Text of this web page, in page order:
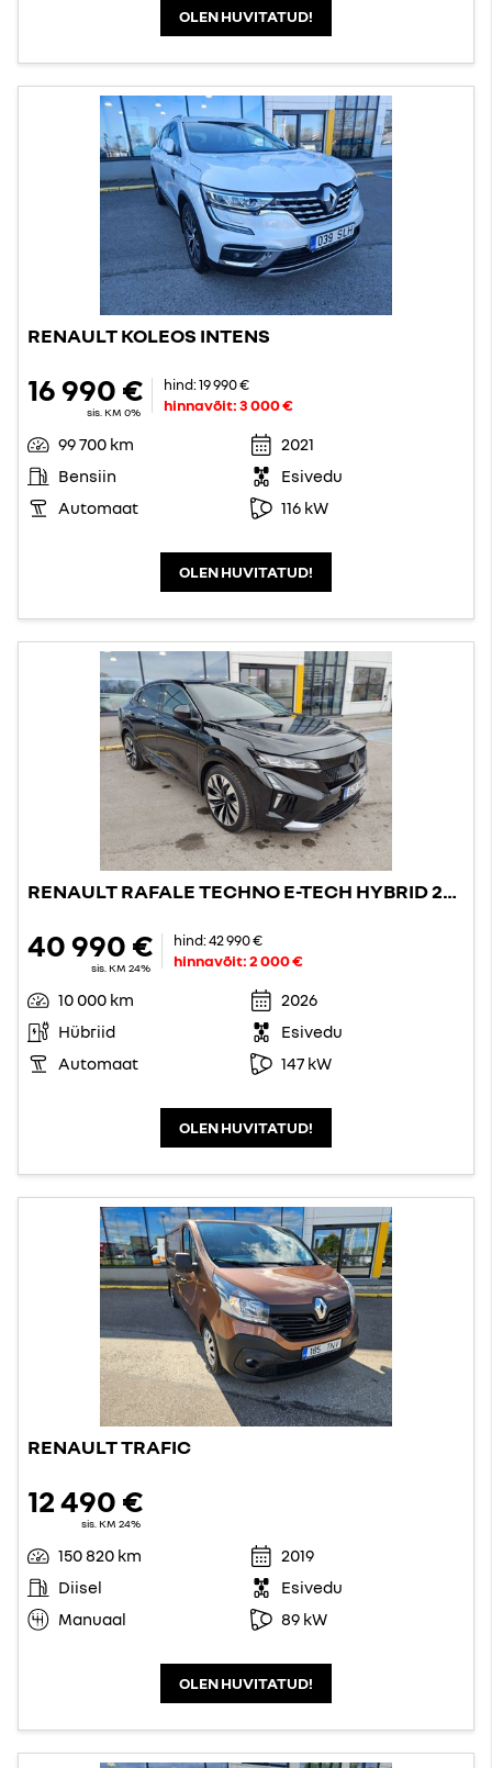
OLEN HUVITATUD!
RENAULT KOLEOS INTENS
16 990 €
sis. KM 0%
hind:19 990 €
hinnavõit:3 000 €
99 700 km
2021
Bensiin
Esivedu
Automaat
116 kW
OLEN HUVITATUD!
RENAULT RAFALE TECHNO E-TECH HYBRID 200
40 990 €
sis. KM 24%
hind:42 990 €
hinnavõit:2 000 €
10 000 km
2026
Hübriid
Esivedu
Automaat
147 kW
OLEN HUVITATUD!
RENAULT TRAFIC
12 490 €
sis. KM 24%
150 820 km
2019
Diisel
Esivedu
Manuaal
89 kW
OLEN HUVITATUD!